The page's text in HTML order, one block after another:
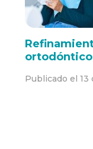
3M™
Publicado el 13